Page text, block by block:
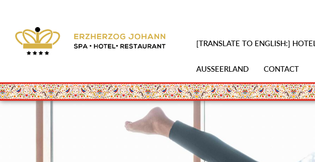
Skip
to
main
[TRANSLATE TO ENGLISH:] HOTEL
AUSSEERLAND CONTACT